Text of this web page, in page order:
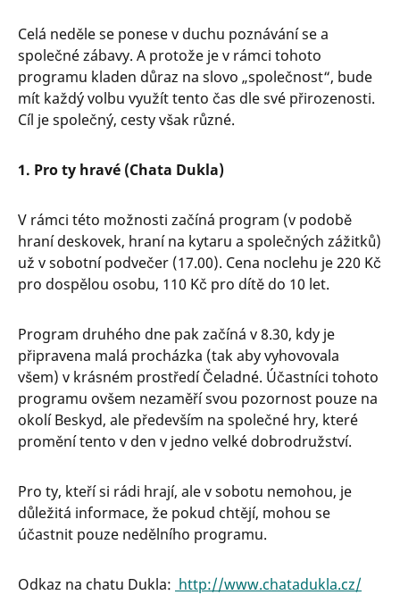
Celá neděle se ponese v duchu poznávání se a
společné zábavy. A protože je v rámci tohoto
programu kladen důraz na slovo „společnost“, bude
mít každý volbu využít tento čas dle své přirozenosti.
Cíl je společný, cesty však různé.
1. Pro ty hravé (Chata Dukla)
V rámci této možnosti začíná program (v podobě
hraní deskovek, hraní na kytaru a společných zážitků)
už v sobotní podvečer (17.00). Cena noclehu je 220 Kč
pro dospělou osobu, 110 Kč pro dítě do 10 let.
Program druhého dne pak začíná v 8.30, kdy je
připravena malá procházka (tak aby vyhovovala
všem) v krásném prostředí Čeladné. Účastníci tohoto
programu ovšem nezaměří svou pozornost pouze na
okolí Beskyd, ale především na společné hry, které
promění tento v den v jedno velké dobrodružství.
Pro ty, kteří si rádi hrají, ale v sobotu nemohou, je
důležitá informace, že pokud chtějí, mohou se
účastnit pouze nedělního programu.
Odkaz na chatu Dukla: http://www.chatadukla.cz/